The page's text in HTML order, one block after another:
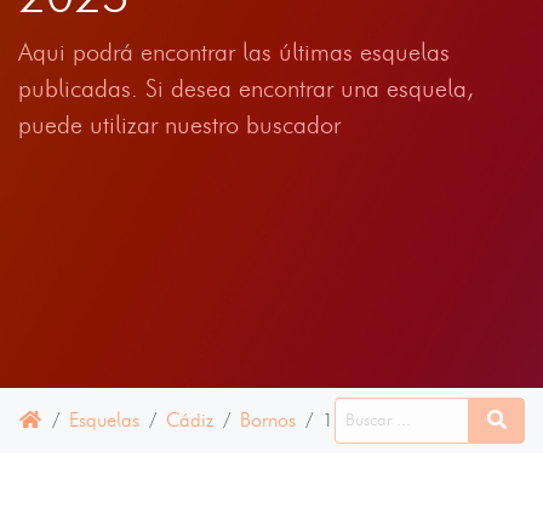
Aqui podrá encontrar las últimas esquelas
publicadas. Si desea encontrar una esquela,
puede utilizar nuestro buscador
Esquelas Cádiz Bornos 16 ABRIL 2025